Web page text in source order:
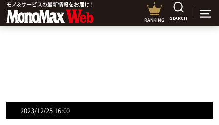
RANKING SEARCH
2023/12/25 16:00